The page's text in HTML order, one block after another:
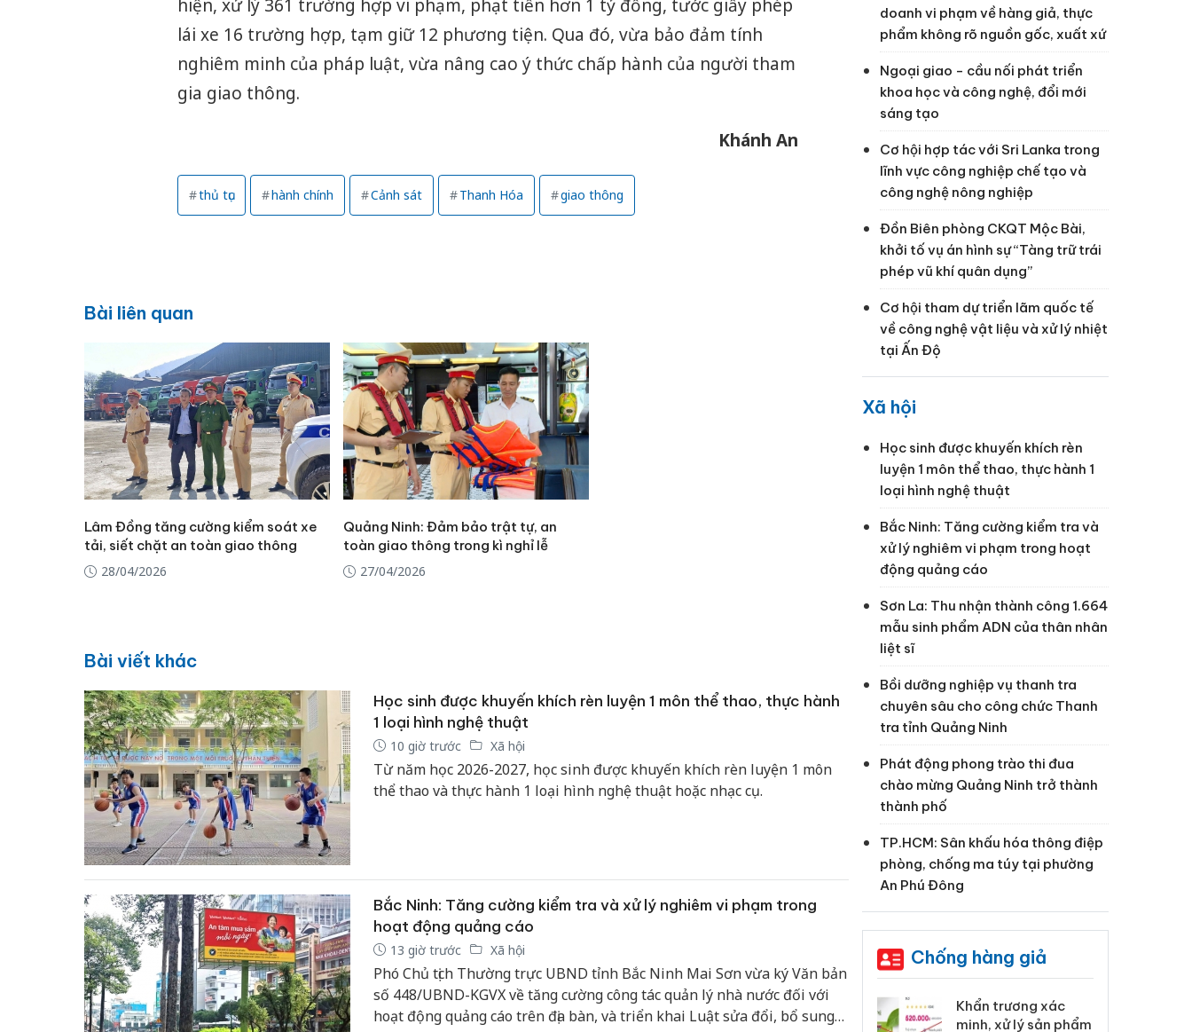
hiện, xử lý 361 trường hợp vi phạm, phạt tiền hơn 1 tỷ đồng, tước giấy phép
lái xe 16 trường hợp, tạm giữ 12 phương tiện. Qua đó, vừa bảo đảm tính
nghiêm minh của pháp luật, vừa nâng cao ý thức chấp hành của người tham
gia giao thông.
Khánh An
thủ tục hành chính Cảnh sát Thanh Hóa giao thông
Bài liên quan
Lâm Đồng tăng cường kiểm soát xe
tải, siết chặt an toàn giao thông
28/04/2026
Quảng Ninh: Đảm bảo trật tự, an
toàn giao thông trong kì nghỉ lễ
27/04/2026
Bài viết khác
Học sinh được khuyến khích rèn luyện 1 môn thể thao, thực hành
1 loại hình nghệ thuật
10 giờ trước Xã hội
Từ năm học 2026-2027, học sinh được khuyến khích rèn luyện 1 môn
thể thao và thực hành 1 loại hình nghệ thuật hoặc nhạc cụ.
Bắc Ninh: Tăng cường kiểm tra và xử lý nghiêm vi phạm trong
hoạt động quảng cáo
13 giờ trước Xã hội
Phó Chủ tịch Thường trực UBND tỉnh Bắc Ninh Mai Sơn vừa ký Văn bản
số 448/UBND-KGVX về tăng cường công tác quản lý nhà nước đối với
hoạt động quảng cáo trên địa bàn, và triển khai Luật sửa đổi, bổ sung
doanh vi phạm về hàng giả, thực
phẩm không rõ nguồn gốc, xuất xứ
Ngoại giao - cầu nối phát triển
khoa học và công nghệ, đổi mới
sáng tạo
Cơ hội hợp tác với Sri Lanka trong
lĩnh vực công nghiệp chế tạo và
công nghệ nông nghiệp
Đồn Biên phòng CKQT Mộc Bài,
khởi tố vụ án hình sự “Tàng trữ trái
phép vũ khí quân dụng”
Cơ hội tham dự triển lãm quốc tế
về công nghệ vật liệu và xử lý nhiệt
tại Ấn Độ
Xã hội
Học sinh được khuyến khích rèn
luyện 1 môn thể thao, thực hành 1
loại hình nghệ thuật
Bắc Ninh: Tăng cường kiểm tra và
xử lý nghiêm vi phạm trong hoạt
động quảng cáo
Sơn La: Thu nhận thành công 1.664
mẫu sinh phẩm ADN của thân nhân
liệt sĩ
Bồi dưỡng nghiệp vụ thanh tra
chuyên sâu cho công chức Thanh
tra tỉnh Quảng Ninh
Phát động phong trào thi đua
chào mừng Quảng Ninh trở thành
thành phố
TP.HCM: Sân khấu hóa thông điệp
phòng, chống ma túy tại phường
An Phú Đông
Chống hàng giả
Cà Mau: Tiêu hủy
công khai hàng ngàn
Khẩn trương xác
minh, xử lý sản phẩm